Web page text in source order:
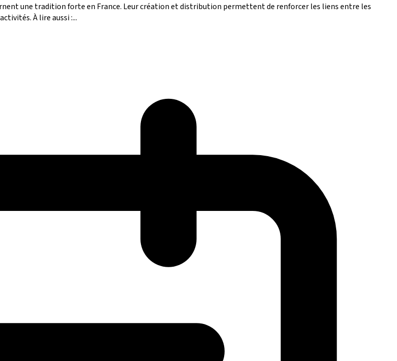
une tradition forte en France. Leur création et distribution permettent de renforcer les liens entre les
À lire aussi :...